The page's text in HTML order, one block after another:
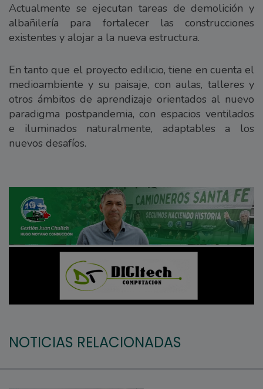
Actualmente se ejecutan tareas de demolición y
albañilería para fortalecer las construcciones
existentes y alojar a la nueva estructura.
En tanto que el proyecto edilicio, tiene en cuenta el
medioambiente y su paisaje, con aulas, talleres y
otros ámbitos de aprendizaje orientados al nuevo
paradigma postpandemia, con espacios ventilados
e iluminados naturalmente, adaptables a los
nuevos desafíos.
NOTICIAS RELACIONADAS